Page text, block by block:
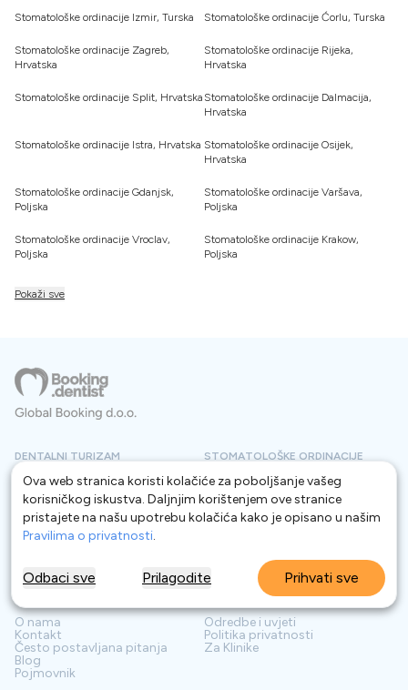
Stomatološke ordinacije Izmir, Turska Stomatološke ordinacije Ćorlu, Turska
Stomatološke ordinacije Zagreb,
Hrvatska
Stomatološke ordinacije Rijeka,
Hrvatska
Stomatološke ordinacije Split, Hrvatska Stomatološke ordinacije Dalmacija,
Hrvatska
Stomatološke ordinacije Istra, Hrvatska Stomatološke ordinacije Osijek,
Hrvatska
Stomatološke ordinacije Gdanjsk,
Poljska
Stomatološke ordinacije Varšava,
Poljska
Stomatološke ordinacije Vroclav,
Poljska
Stomatološke ordinacije Krakow,
Poljska
Pokaži sve
Ova web stranica koristi kolačiće za poboljšanje vašeg
korisničkog iskustva. Daljnjim korištenjem ove stranice
pristajete na našu upotrebu kolačića kako je opisano u našim
Pravilima o privatnosti.
Odbaci sve Prilagodite Prihvati sve
DENTALNI TURIZAM
Dentalni turizamHungary
Dentalni turizamAlbanija
Dentalni turizam Turska
Dentalni turizamVijetnam
Dentalni turizam Poljska
STOMATOLOŠKE ORDINACIJE
Stomatološke ordinacije
Hungary
Stomatološke ordinacije
Albanija
Stomatološke ordinacijeSrbija
O nama
Kontakt
Često postavljana pitanja
Blog
Pojmovnik
SLUŽBA ZA KORISNIKE
Odredbe i uvjeti
Politika privatnosti
Za Klinike